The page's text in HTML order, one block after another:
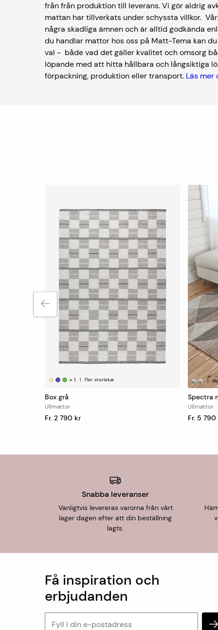
från från produktion till leverans. Vi gör aldrig
mattan har tillverkats under schyssta villkor.
några skadliga ämnen och är alltid godkända
du handlar mattor hos oss på Matt-Tema kan
val - både vad det gäller kvalitet och omsorg
löpande med att hitta hållbara och långsiktiga
förpackning, produktion eller transport. Läs mer
+1 | Fler storlekar
Box grå
Ullmattor
Fr. 2 790 kr
|
Spectra
Ullmattor
Fr. 5 790
Snabba leveranser
Vanligtvis levereras varorna från vårt
lager dagen efter att din beställning
lagts.
Få inspiration och
erbjudanden